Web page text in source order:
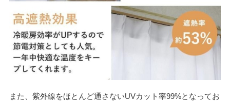
また、紫外線をほとんど通さないUVカット率99%となってお